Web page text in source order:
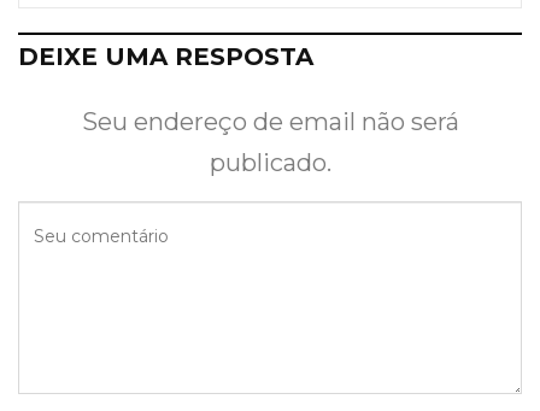
DEIXE UMA RESPOSTA
Seu endereço de email não será
publicado.